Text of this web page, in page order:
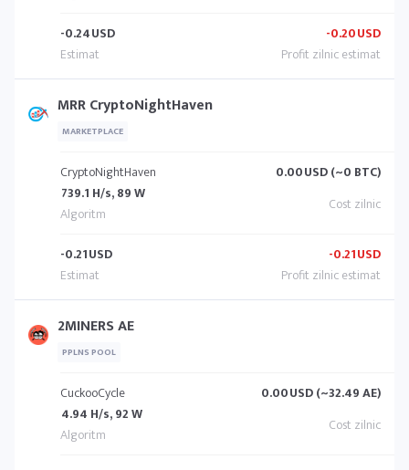
-0.24USD -0.20USD
MRR CryptoNightHaven
MARKETPLACE
CryptoNightHaven
739.1 H/s, 89 W
0.00USD (~0 BTC)
-0.21USD -0.21USD
2MINERS AE
PPLNS POOL
CuckooCycle
4.94 H/s, 92 W
0.00USD (~32.49 AE)